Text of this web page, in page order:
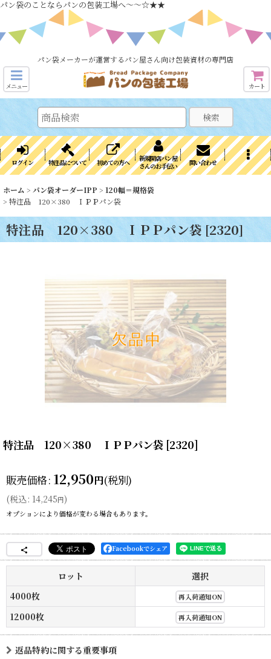
パン袋のことならパンの包装工場へ～～☆★★
パン袋メーカーが運営するパン屋さん向け包装資材の専門店
メニュー カート
検索
ログイン 特注品について 初めての方へ
新規開店パン屋
さんのお手伝い
問い合わせ
ホーム > パン袋オーダーIPP > 120幅＝規格袋
> 特注品 120×380 ＩＰＰパン袋
特注品 120×380 ＩＰＰパン袋 [2320]
特注品 120×380 ＩＰＰパン袋 [2320]
販売価格: 12,950円(税別)
(税込: 14,245円)
オプションにより価格が変わる場合もあります。
Facebookでシェア
ロット
選択
4000枚
再入荷通知ON
12000枚 再入荷通知ON
返品特約に関する重要事項